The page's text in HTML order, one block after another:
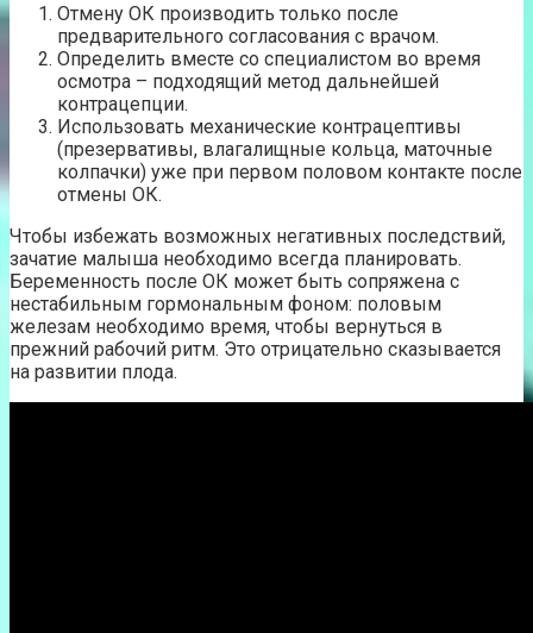
Отмену ОК производить только после
предварительного согласования с врачом.
Определить вместе со специалистом во время
осмотра – подходящий метод дальнейшей
контрацепции.
Использовать механические контрацептивы
(презервативы, влагалищные кольца, маточные
колпачки) уже при первом половом контакте после
отмены ОК.
Чтобы избежать возможных негативных последствий,
зачатие малыша необходимо всегда планировать.
Беременность после ОК может быть сопряжена с
нестабильным гормональным фоном: половым
железам необходимо время, чтобы вернуться в
прежний рабочий ритм. Это отрицательно сказывается
на развитии плода.